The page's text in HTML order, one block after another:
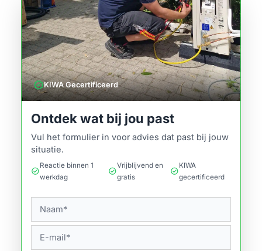
verifiedKIWA Gecertificeerd
Ontdek wat bij jou past
Vul het formulier in voor advies dat past bij jouw
situatie.
check_circle
Reactie binnen 1
werkdag
check_circle
Vrijblijvend en
gratis
check_circle
KIWA
gecertificeerd